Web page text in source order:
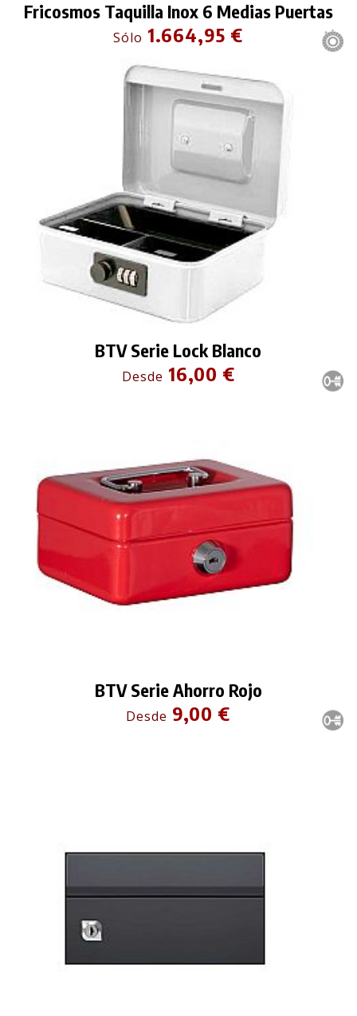
Fricosmos Taquilla Inox 6 Medias Puertas
Sólo 1.664,95 €
BTV Serie Lock Blanco
Desde 16,00 €
BTV Serie Ahorro Rojo
Desde 9,00 €